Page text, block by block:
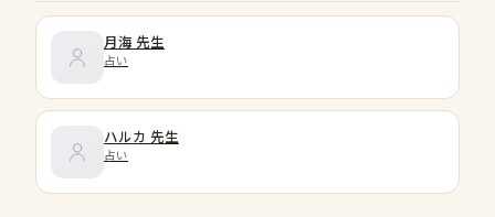
月海 先生
占い
ハルカ 先生
占い